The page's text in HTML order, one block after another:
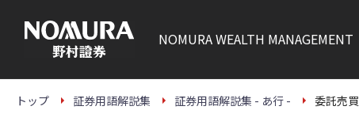
本
NOMURAWEALTH MANAGEMENT
トップ 証券用語解説集 証券用語解説集 - あ行 - 委託売買